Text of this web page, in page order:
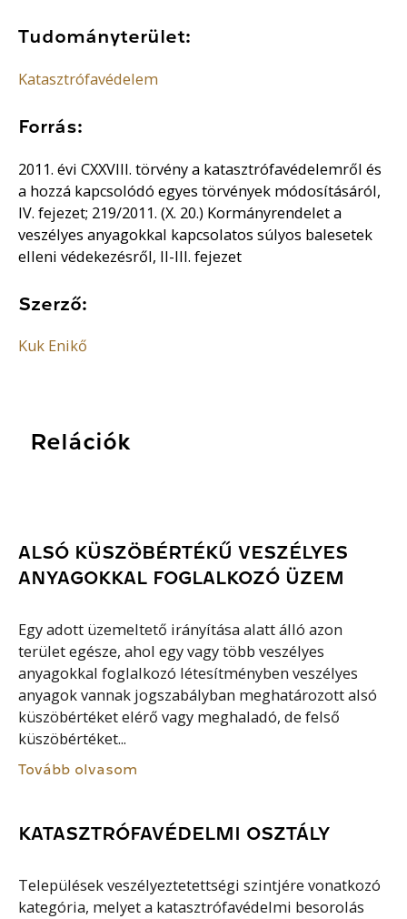
Tudományterület:
Katasztrófavédelem
Forrás:
2011. évi CXXVIII. törvény a katasztrófavédelemről és
a hozzá kapcsolódó egyes törvények módosításáról,
IV. fejezet; 219/2011. (X. 20.) Kormányrendelet a
veszélyes anyagokkal kapcsolatos súlyos balesetek
elleni védekezésről, II-III. fejezet
Szerző:
Kuk Enikő
Relációk
ALSÓ KÜSZÖBÉRTÉKŰ VESZÉLYES
ANYAGOKKAL FOGLALKOZÓ ÜZEM
Egy adott üzemeltető irányítása alatt álló azon
terület egésze, ahol egy vagy több veszélyes
anyagokkal foglalkozó létesítményben veszélyes
anyagok vannak jogszabályban meghatározott alsó
küszöbértéket elérő vagy meghaladó, de felső
küszöbértéket...
Tovább olvasom
KATASZTRÓFAVÉDELMI OSZTÁLY
Települések veszélyeztetettségi szintjére vonatkozó
kategória, melyet a katasztrófavédelmi besorolás